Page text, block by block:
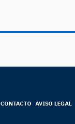
CONTACTO AVISO LEGAL